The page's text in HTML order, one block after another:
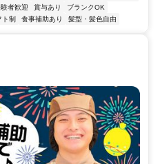
者歓迎 賞与あり
ブランクOK
ト制 食事補助あり 髪型・髪色自由